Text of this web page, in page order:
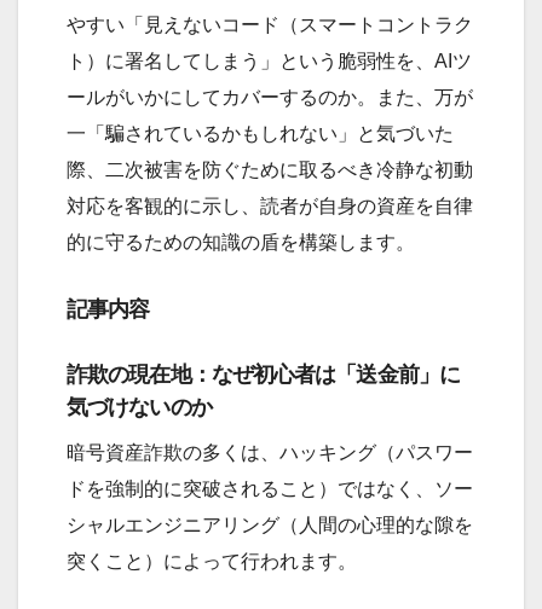
やすい「見えないコード（スマートコントラク
ト）に署名してしまう」という脆弱性を、AIツ
ールがいかにしてカバーするのか。また、万が
一「騙されているかもしれない」と気づいた
際、二次被害を防ぐために取るべき冷静な初動
対応を客観的に示し、読者が自身の資産を自律
的に守るための知識の盾を構築します。
記事内容
詐欺の現在地：なぜ初心者は「送金前」に
気づけないのか
暗号資産詐欺の多くは、ハッキング（パスワー
ドを強制的に突破されること）ではなく、ソー
シャルエンジニアリング（人間の心理的な隙を
突くこと）によって行われます。